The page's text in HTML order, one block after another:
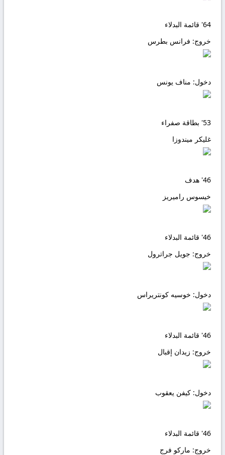
64' قائمة البدلاء
خروج: فرانس بطرس
دخول: مناف يونس
53' بطاقة صفراء
غليكر ميندوزا
46' هدف
خيسوس راميريز
46' قائمة البدلاء
خروج: جويل جراترول
دخول: خوسيه كونتريراس
46' قائمة البدلاء
خروج: زيدان إقبال
دخول: كيفن يعقوب
46' قائمة البدلاء
خروج: ماركو فرج